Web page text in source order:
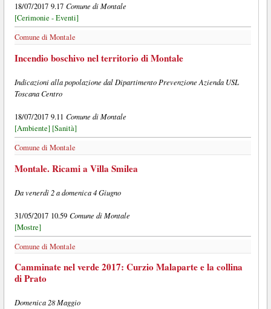
18/07/2017 9.17 Comune di Montale
[Cerimonie - Eventi]
Comune di Montale
Incendio boschivo nel territorio di Montale
Indicazioni alla popolazione dal Dipartimento Prevenzione Azienda USL
Toscana Centro
18/07/2017 9.11 Comune di Montale
[Ambiente] [Sanità]
Comune di Montale
Montale. Ricami a Villa Smilea
Da venerdì 2 a domenica 4 Giugno
31/05/2017 10.59 Comune di Montale
[Mostre]
Comune di Montale
Camminate nel verde 2017: Curzio Malaparte e la collina
di Prato
Domenica 28 Maggio